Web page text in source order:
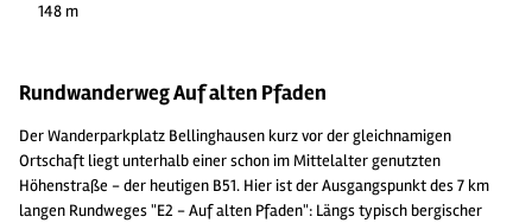
148 m
Rundwanderweg Auf alten Pfaden
Der Wanderparkplatz Bellinghausen kurz vor der gleichnamigen
Ortschaft liegt unterhalb einer schon im Mittelalter genutzten
Höhenstraße - der heutigen B51. Hier ist der Ausgangspunkt des 7 km
langen Rundweges "E2 - Auf alten Pfaden": Längs typisch bergischer